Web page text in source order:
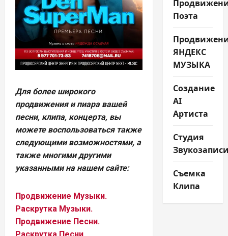
Для более широкого
продвижения и пиара вашей
песни, клипа, концерта, вы
можете воспользоваться также
следующими возможностями, а
также многими другими
указанными на нашем сайте:
Продвижение Музыки.
Раскрутка Музыки.
Продвижение Песни.
Поэта
ЯНДЕКС
МУЗЫКА
Создание
AI
Артиста
Студия
Съемка
Клипа